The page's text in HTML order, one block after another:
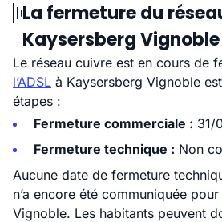
La fermeture du
Kaysersberg Vignoble
Le réseau cuivre est en cours de
l’ADSL à Kaysersberg Vignoble
étapes :
Fermeture commerciale : 31/
Fermeture technique : Non
Aucune date de fermeture
n’a encore été communiquée
Vignoble. Les habitants peuvent